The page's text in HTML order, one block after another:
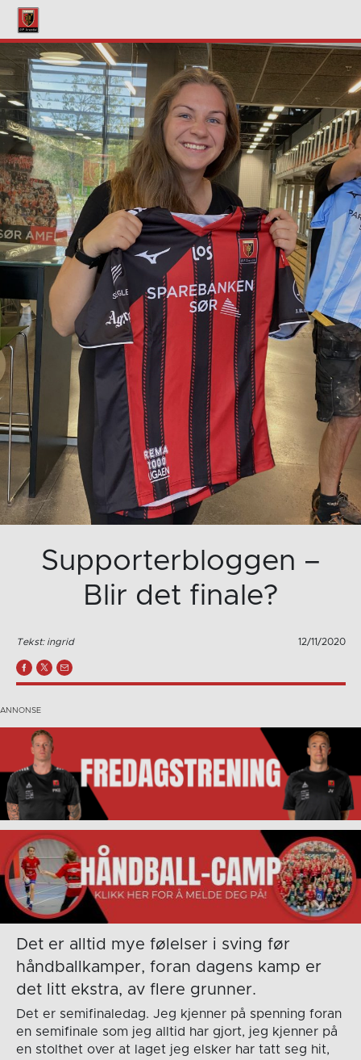
Supporterbloggen –
Blir det finale?
Tekst: ingrid 12/11/2020
Det er alltid mye følelser i sving før
håndballkamper, foran dagens kamp er
det litt ekstra, av flere grunner.
Det er semifinaledag. Jeg kjenner på spenning foran
en semifinale som jeg alltid har gjort, jeg kjenner på
en stolthet over at laget jeg elsker har tatt seg hit,